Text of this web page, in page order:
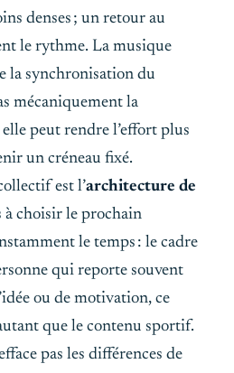
denses ; un retour au
le rythme. La musique
la synchronisation du
mécaniquement la
peut rendre l’effort plus
un créneau fixé.
est l’architecture de
à choisir le prochain
le temps : le cadre
qui reporte souvent
ou de motivation, ce
que le contenu sportif.
pas les différences de